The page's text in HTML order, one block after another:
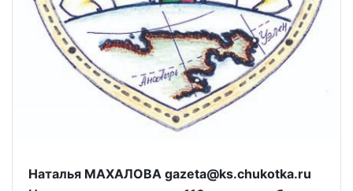
Наталья МАХАЛОВА gazeta@ks.chukotka.ru